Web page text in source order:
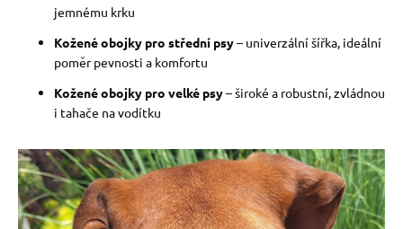
jemnému krku
Kožené obojky pro střední psy– univerzální šířka, ideální
poměr pevnosti a komfortu
Kožené obojky pro velké psy– široké a robustní, zvládnou
i tahače na vodítku